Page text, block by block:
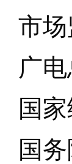
监
总
统
院